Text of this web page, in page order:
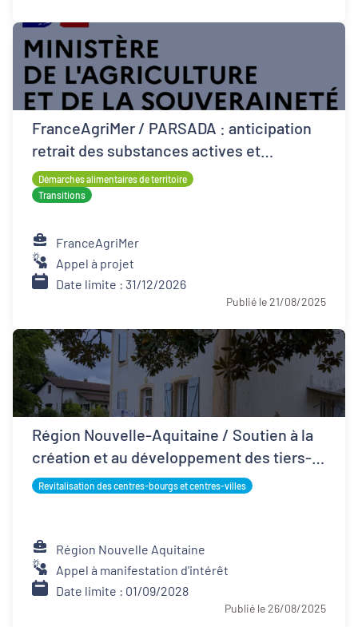
FranceAgriMer / PARSADA : anticipation
retrait des substances actives et
techniques alternatives pour les cultures
Démarches alimentaires de territoire
Transitions
FranceAgriMer
Appel à projet
Date limite : 31/12/2026
Publié le 21/08/2025
Région Nouvelle-Aquitaine / Soutien à la
création et au développement des tiers-
lieux
Revitalisation des centres-bourgs et centres-villes
Région Nouvelle Aquitaine
Appel à manifestation d'intérêt
Date limite : 01/09/2028
Publié le 26/08/2025